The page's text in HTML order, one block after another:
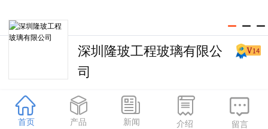
深圳隆玻工程玻璃有限公
司

首页

产品

新闻

介绍

留言